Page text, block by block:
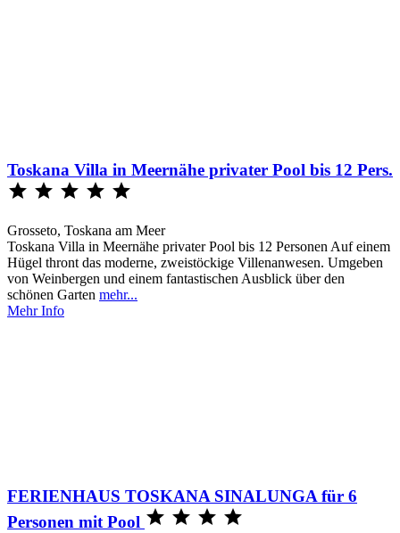
Toskana Villa in Meernähe privater Pool bis 12 Pers.
    
Grosseto, Toskana am Meer
Toskana Villa in Meernähe privater Pool bis 12 Personen Auf einem
Hügel thront das moderne, zweistöckige Villenanwesen. Umgeben
von Weinbergen und einem fantastischen Ausblick über den
schönen Garten mehr...
Mehr Info
FERIENHAUS TOSKANA SINALUNGA für 6
Personen mit Pool    